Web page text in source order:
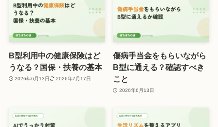
B型利用中の健康保険はど
うなる？国保・扶養の基本
2026年6月13日 2026年7月17日
傷病手当金をもらいながら
B型に通える？確認すべき
こと
2026年6月13日